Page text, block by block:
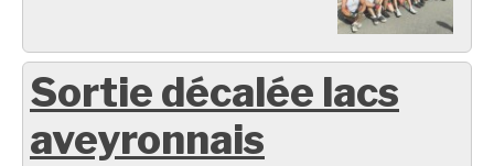
Sortie décalée lacs
aveyronnais